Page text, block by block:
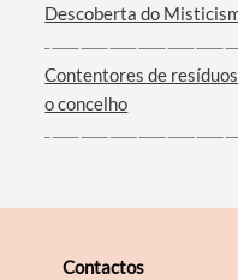
Descoberta do
Contentores de
o concelho
Contactos